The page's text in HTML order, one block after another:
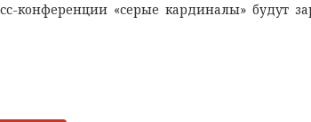
конференции «серые кардиналы» будут